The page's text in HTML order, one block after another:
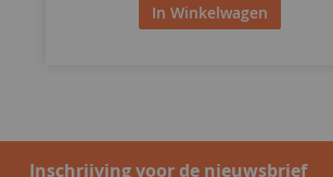
In Winkelwagen
Inschrijving voor de nieuwsbrief